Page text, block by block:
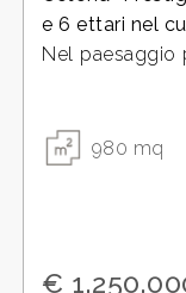
e 6 ettari nel
Nel paesaggio
per una
un tempo
leopoldina,
980 mq
€